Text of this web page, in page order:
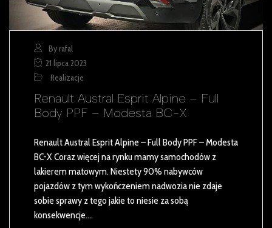
By rafal
21 lipca 2023
Realizacje
Renault Austral Esprit Alpine – Full
Body PPF – Modesta BC-X
Renault Austral Esprit Alpine – Full Body PPF – Modesta
BC-X Coraz więcej na rynku mamy samochodów z
lakierem matowym. Niestety 90% nabywców
pojazdów z tym wykończeniem nadwozia nie zdaje
sobie sprawy z tego jakie to niesie za sobą
konsekwencje.…